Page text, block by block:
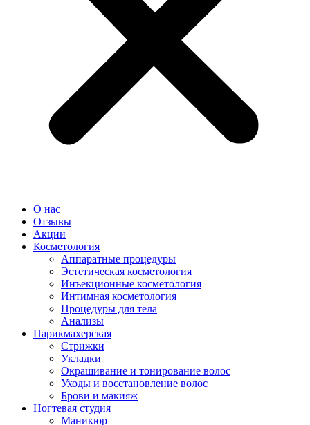
О нас
Отзывы
Акции
Косметология
Аппаратные процедуры
Эстетическая косметология
Инъекционные косметология
Интимная косметология
Процедуры для тела
Анализы
Парикмахерская
Стрижки
Укладки
Окрашивание и тонирование волос
Уходы и восстановление волос
Брови и макияж
Ногтевая студия
Маникюр